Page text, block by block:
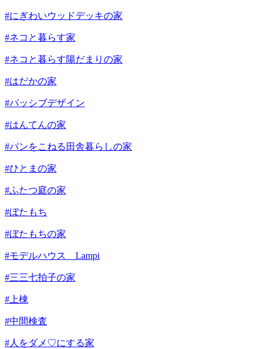
#にぎわいウッドデッキの家
#ネコと暮らす家
#ネコと暮らす陽だまりの家
#はだかの家
#パッシブデザイン
#はんてんの家
#パンをこねる田舎暮らしの家
#ひとまの家
#ふたつ庭の家
#ぼたもち
#ぼたもちの家
#モデルハウス Lampi
#三三七拍子の家
#上棟
#中間検査
#人をダメ♡にする家